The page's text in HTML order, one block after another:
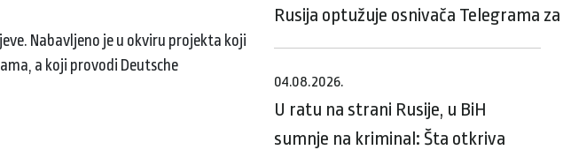
Nabavljeno je u okviru projekta koji
a koji provodi Deutsche
Rusija optužuje osnivača Telegrama
04.08.2026.
U ratu na strani Rusije, u BiH
sumnje na kriminal: Šta otkriva